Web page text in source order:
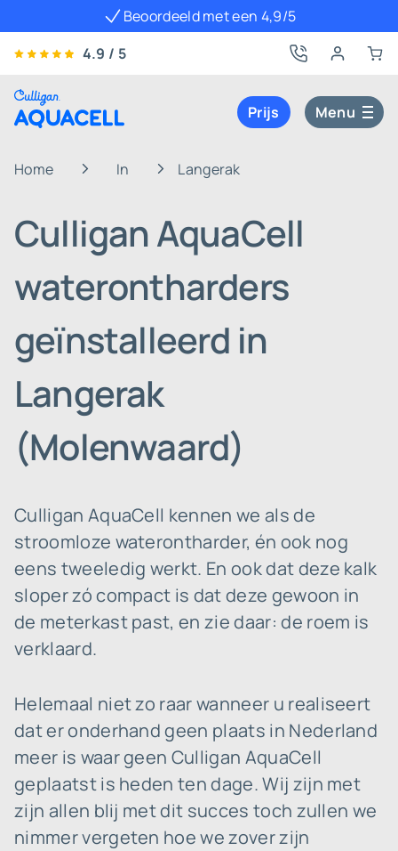
Beoordeeld met een 4,9/5
4.9 / 5
Prijs Menu
Home In Langerak
Culligan AquaCell
waterontharders
geïnstalleerd in
Langerak
(Molenwaard)
Culligan AquaCell kennen we als de
stroomloze waterontharder, én ook nog
eens tweeledig werkt. En ook dat deze kalk
sloper zó compact is dat deze gewoon in
de meterkast past, en zie daar: de roem is
verklaard.
Helemaal niet zo raar wanneer u realiseert
dat er onderhand geen plaats in Nederland
meer is waar geen Culligan AquaCell
geplaatst is heden ten dage. Wij zijn met
zijn allen blij met dit succes toch zullen we
nimmer vergeten hoe we zover zijn